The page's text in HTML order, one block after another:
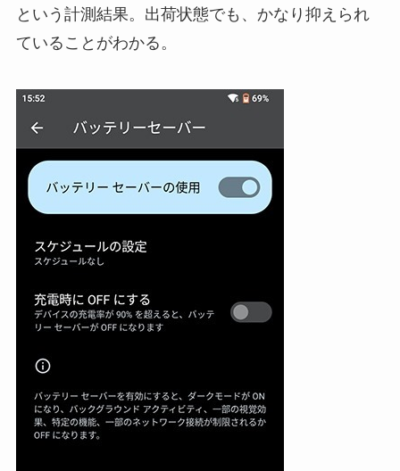
という計測結果。出荷状態でも、かなり抑えられ
ていることがわかる。